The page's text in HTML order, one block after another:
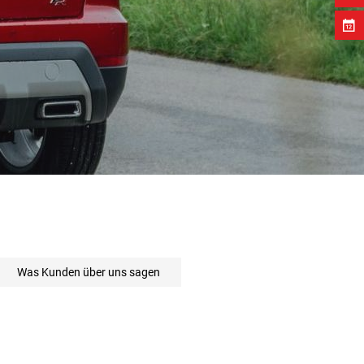
115 ratings
Was Kunden über uns sagen